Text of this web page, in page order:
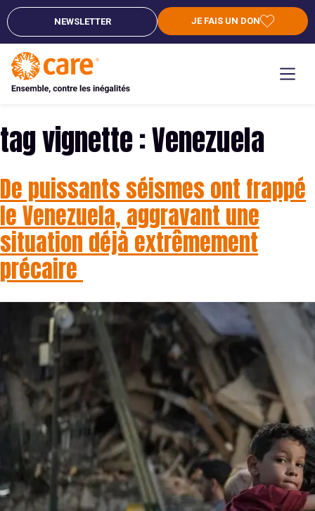
NEWSLETTER JE FAIS UN DON
tag vignette :Venezuela
De puissants séismes ont frappé
le Venezuela, aggravant une
situation déjà extrêmement
précaire